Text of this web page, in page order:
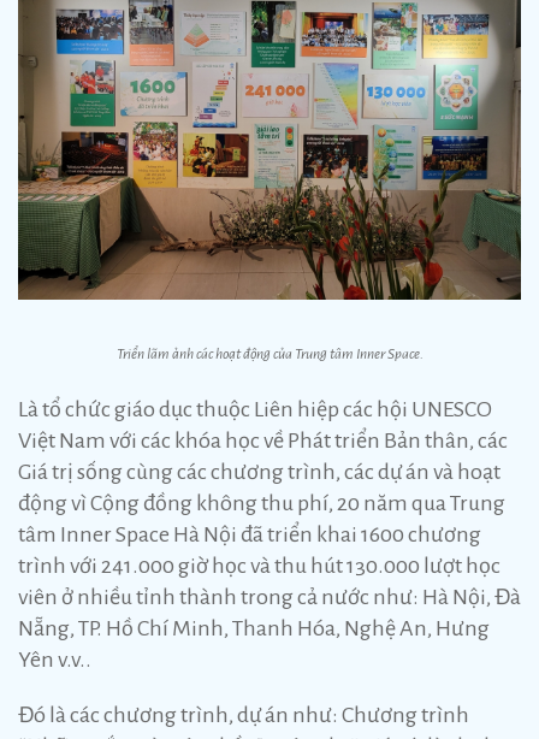
Triển lãm ảnh các hoạt động của Trung tâm Inner Space.
Là tổ chức giáo dục thuộc Liên hiệp các hội UNESCO
Việt Nam với các khóa học về Phát triển Bản thân, các
Giá trị sống cùng các chương trình, các dự án và hoạt
động vì Cộng đồng không thu phí, 20 năm qua Trung
tâm Inner Space Hà Nội đã triển khai 1600 chương
trình với 241.000 giờ học và thu hút 130.000 lượt học
viên ở nhiều tỉnh thành trong cả nước như: Hà Nội, Đà
Nẵng, TP. Hồ Chí Minh, Thanh Hóa, Nghệ An, Hưng
Yên v.v..
Đó là các chương trình, dự án như: Chương trình